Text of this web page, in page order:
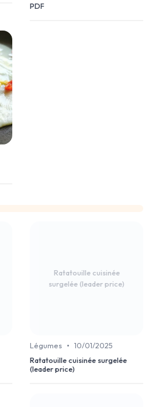
PDF
Ratatouille cuisinée
surgelée (leader price)
Légumes • 10/01/2025
Ratatouille cuisinée surgelée
(leader price)